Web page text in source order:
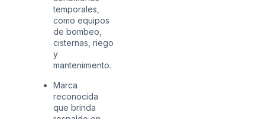
temporales,
como equipos
de bombeo,
cisternas, riego
y
mantenimiento.
Marca
reconocida
que brinda